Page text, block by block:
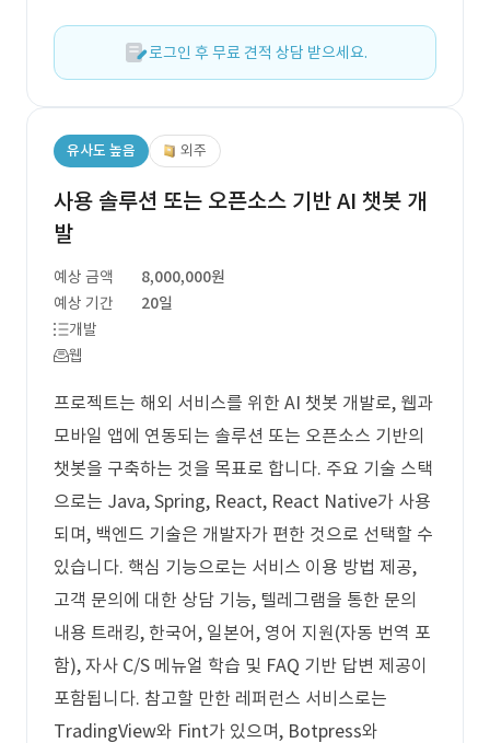
로그인 후 무료 견적 상담 받으세요.
유사도 높음 외주
사용 솔루션 또는 오픈소스 기반 AI 챗봇 개
발
예상 금액
8,000,000원
예상 기간
20일
개발
웹
프로젝트는 해외 서비스를 위한 AI 챗봇 개발로, 웹과
모바일 앱에 연동되는 솔루션 또는 오픈소스 기반의
챗봇을 구축하는 것을 목표로 합니다. 주요 기술 스택
으로는 Java, Spring, React, React Native가 사용
되며, 백엔드 기술은 개발자가 편한 것으로 선택할 수
있습니다. 핵심 기능으로는 서비스 이용 방법 제공,
고객 문의에 대한 상담 기능, 텔레그램을 통한 문의
내용 트래킹, 한국어, 일본어, 영어 지원(자동 번역 포
함), 자사 C/S 메뉴얼 학습 및 FAQ 기반 답변 제공이
포함됩니다. 참고할 만한 레퍼런스 서비스로는
TradingView와 Fint가 있으며, Botpress와